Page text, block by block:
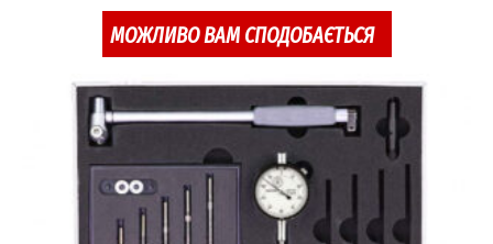
Contact usМОЖЛИВО ВАМ СПОДОБАЄТЬСЯ